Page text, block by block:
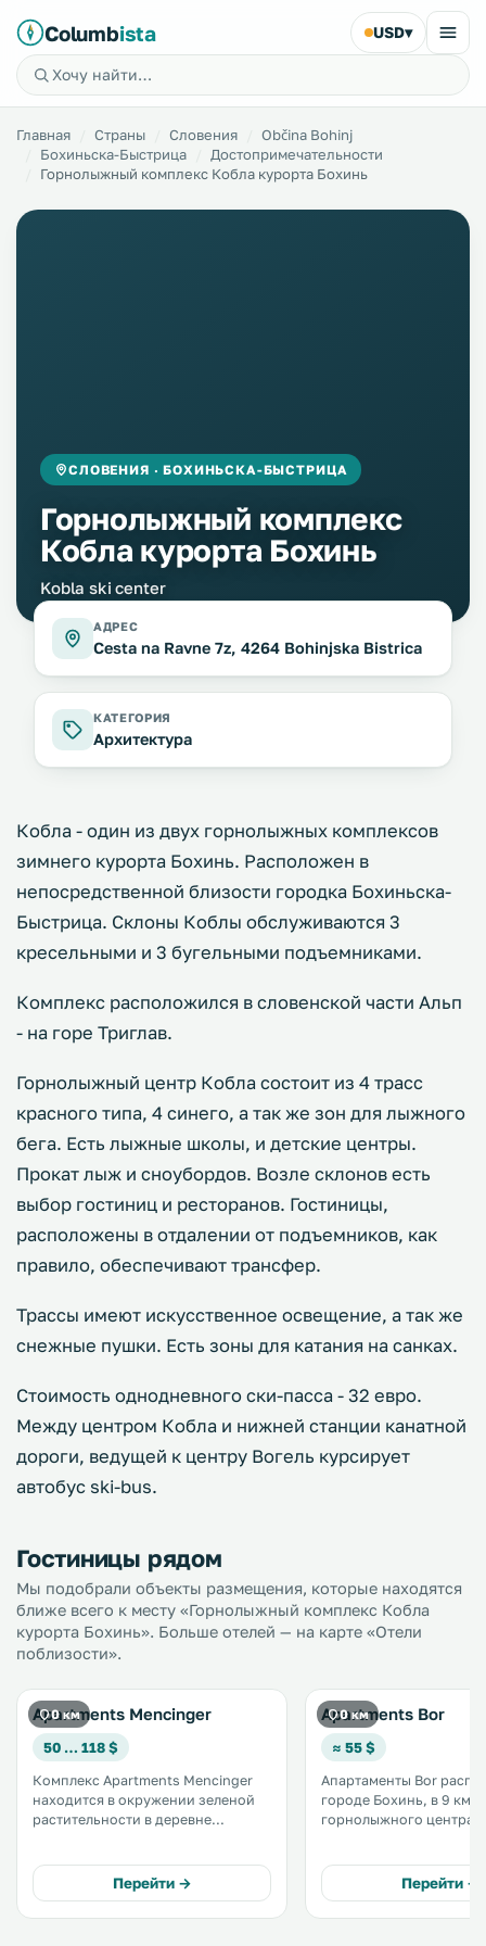
Columbista USD▾
Главная Страны Словения
Občina Bohinj
Бохиньска-Быстрица
Достопримечательности
Горнолыжный комплекс Кобла курорта Бохинь
СЛОВЕНИЯ · БОХИНЬСКА-БЫСТРИЦА
Горнолыжный комплекс
Кобла курорта Бохинь
Kobla ski center
АДРЕС
Cesta na Ravne 7z, 4264 Bohinjska Bistrica
КАТЕГОРИЯ
Архитектура
Кобла - один из двух горнолыжных комплексов
зимнего курорта Бохинь. Расположен в
непосредственной близости городка Бохиньска-
Быстрица. Склоны Коблы обслуживаются 3
кресельными и 3 бугельными подъемниками.
Комплекс расположился в словенской части Альп
- на горе Триглав.
Горнолыжный центр Кобла состоит из 4 трасс
красного типа, 4 синего, а так же зон для лыжного
бега. Есть лыжные школы, и детские центры.
Прокат лыж и сноубордов. Возле склонов есть
выбор гостиниц и ресторанов. Гостиницы,
расположены в отдалении от подъемников, как
правило, обеспечивают трансфер.
Трассы имеют искусственное освещение, а так же
снежные пушки. Есть зоны для катания на санках.
Стоимость однодневного ски-пасса - 32 евро.
Между центром Кобла и нижней станции канатной
дороги, ведущей к центру Вогель курсирует
автобус ski-bus.
Гостиницы рядом
Мы подобрали объекты размещения, которые находятся
ближе всего к месту «Горнолыжный комплекс Кобла
курорта Бохинь». Больше отелей — на карте «Отели
поблизости».
0 км
Apartments Mencinger
50 … 118 $
Комплекс Apartments Mencinger
находится в окружении зеленой
растительности в деревне
500 метрах от центра городка
Бохиня. К вашим услугам
бесплатный WiFi и сад. .
Перейти →
0 км
Apartments Bor
≈ 55 $
Апартаменты Bor
городе Бохинь, в 9 км
горнолыжного центра
услугам гостей
частная парковка на
Перейти →